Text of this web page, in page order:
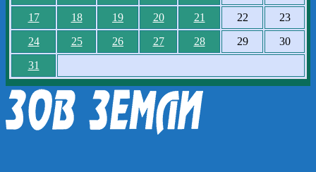
17
18 19 20 21 22
23
24
25 26 27 28 29
30
31